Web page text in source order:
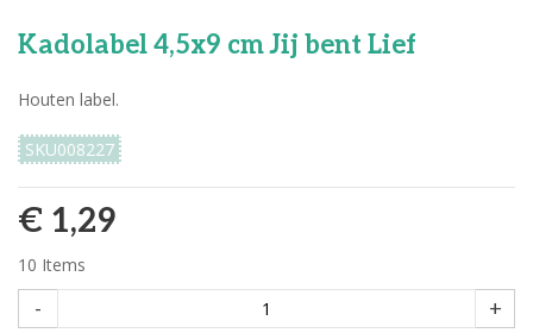
Kadolabel 4,5x9 cm Jij bent Lief
Houten label.
SKU008227
€ 1,29
10 Items
- +